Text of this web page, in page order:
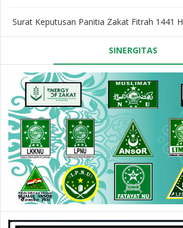
Surat Keputusan Panitia Zakat Fitrah 1441 H
SINERGITAS